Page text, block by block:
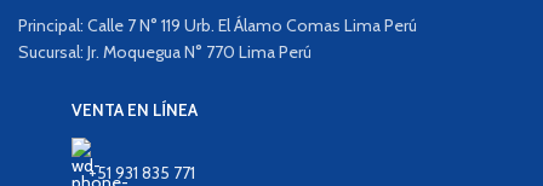
Principal: Calle 7 N° 119 Urb. El Álamo Comas Lima Perú
Sucursal: Jr. Moquegua N° 770 Lima Perú
VENTA EN LÍNEA
+51 931 835 771